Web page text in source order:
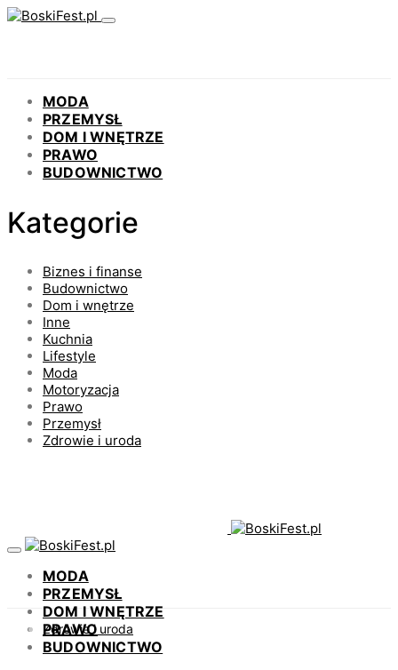
MODA
PRZEMYSŁ
DOM I WNĘTRZE
PRAWO
BUDOWNICTWO
Kategorie
Biznes i finanse
Budownictwo
Dom i wnętrze
Inne
Kuchnia
Lifestyle
Moda
Motoryzacja
Prawo
Przemysł
Zdrowie i uroda
MODA
PRZEMYSŁ
DOM I WNĘTRZE
PRAWO
BUDOWNICTWO
Zdrowie i uroda